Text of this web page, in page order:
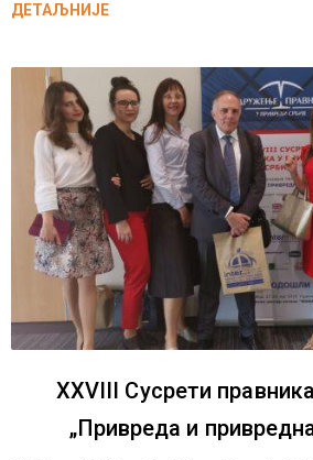
ДЕТАЉНИЈЕ
XXVIII Сусрети
„Привреда и